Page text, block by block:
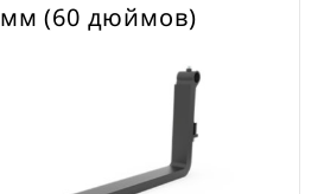
мм (60 дюймов)